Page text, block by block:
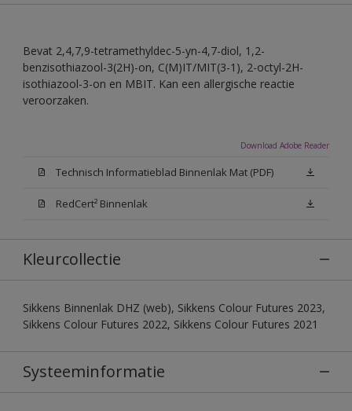
Bevat 2,4,7,9-tetramethyldec-5-yn-4,7-diol, 1,2-
benzisothiazool-3(2H)-on, C(M)IT/MIT(3-1), 2-octyl-2H-
isothiazool-3-on en MBIT. Kan een allergische reactie
veroorzaken.
Download Adobe Reader
Technisch Informatieblad Binnenlak Mat (PDF)
RedCert² Binnenlak
Kleurcollectie
Sikkens Binnenlak DHZ (web), Sikkens Colour Futures 2023,
Sikkens Colour Futures 2022, Sikkens Colour Futures 2021
Systeeminformatie